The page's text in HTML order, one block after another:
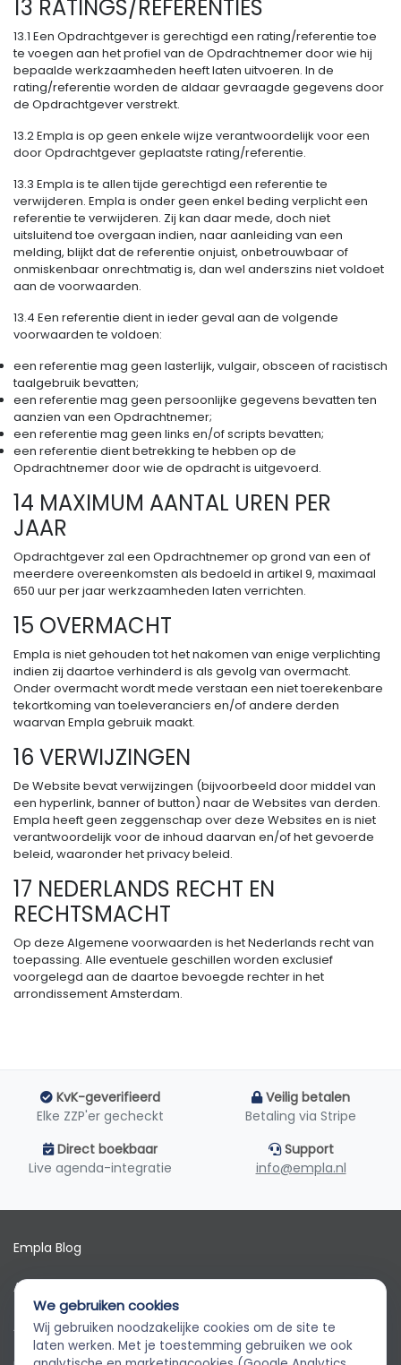
13 RATINGS/REFERENTIES
13.1 Een Opdrachtgever is gerechtigd een rating/referentie toe
te voegen aan het profiel van de Opdrachtnemer door wie hij
bepaalde werkzaamheden heeft laten uitvoeren. In de
rating/referentie worden de aldaar gevraagde gegevens door
de Opdrachtgever verstrekt.
13.2 Empla is op geen enkele wijze verantwoordelijk voor een
door Opdrachtgever geplaatste rating/referentie.
13.3 Empla is te allen tijde gerechtigd een referentie te
verwijderen. Empla is onder geen enkel beding verplicht een
referentie te verwijderen. Zij kan daar mede, doch niet
uitsluitend toe overgaan indien, naar aanleiding van een
melding, blijkt dat de referentie onjuist, onbetrouwbaar of
onmiskenbaar onrechtmatig is, dan wel anderszins niet voldoet
aan de voorwaarden.
13.4 Een referentie dient in ieder geval aan de volgende
voorwaarden te voldoen:
een referentie mag geen lasterlijk, vulgair, obsceen of racistisch
taalgebruik bevatten;
een referentie mag geen persoonlijke gegevens bevatten ten
aanzien van een Opdrachtnemer;
een referentie mag geen links en/of scripts bevatten;
een referentie dient betrekking te hebben op de
Opdrachtnemer door wie de opdracht is uitgevoerd.
14 MAXIMUM AANTAL UREN PER
JAAR
Opdrachtgever zal een Opdrachtnemer op grond van een of
meerdere overeenkomsten als bedoeld in artikel 9, maximaal
650 uur per jaar werkzaamheden laten verrichten.
15 OVERMACHT
Empla is niet gehouden tot het nakomen van enige verplichting
indien zij daartoe verhinderd is als gevolg van overmacht.
Onder overmacht wordt mede verstaan een niet toerekenbare
tekortkoming van toeleveranciers en/of andere derden
waarvan Empla gebruik maakt.
16 VERWIJZINGEN
De Website bevat verwijzingen (bijvoorbeeld door middel van
een hyperlink, banner of button) naar de Websites van derden.
Empla heeft geen zeggenschap over deze Websites en is niet
verantwoordelijk voor de inhoud daarvan en/of het gevoerde
beleid, waaronder het privacy beleid.
17 NEDERLANDS RECHT EN
RECHTSMACHT
Op deze Algemene voorwaarden is het Nederlands recht van
toepassing. Alle eventuele geschillen worden exclusief
voorgelegd aan de daartoe bevoegde rechter in het
arrondissement Amsterdam.
KvK-geverifieerd
Elke ZZP'er gecheckt
Veilig betalen
Betaling via Stripe
Direct boekbaar
Live agenda-integratie
Support
info@empla.nl
Empla Blog
Algemene voorwaarden
AVG
Empla Assistent
Altijd beschikbaar, stel een vraag
We gebruiken cookies
Wij gebruiken noodzakelijke cookies om de site te
laten werken. Met je toestemming gebruiken we ook